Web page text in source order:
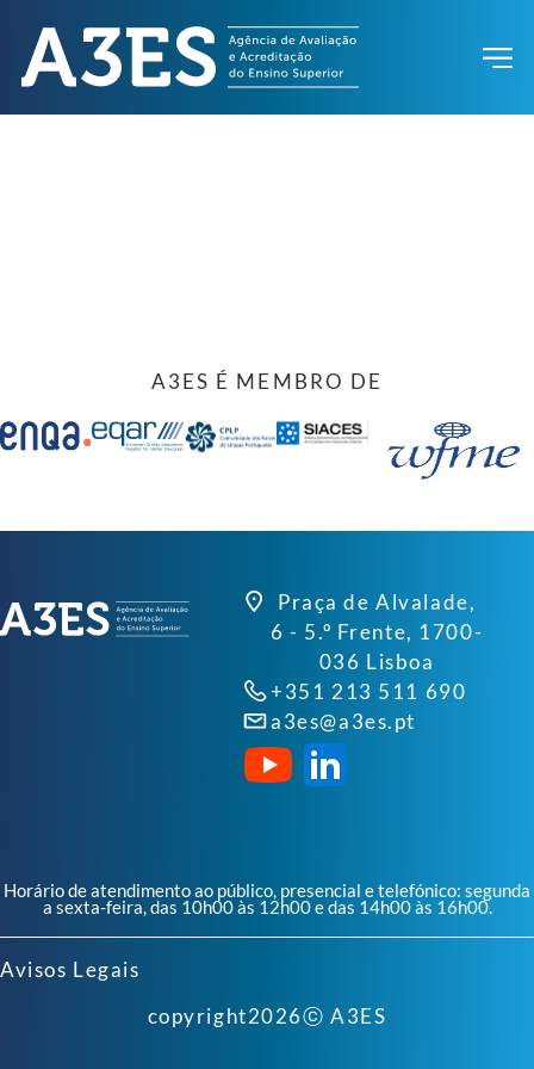
A3ES É MEMBRO DE
Praça de Alvalade,
6 - 5.º Frente, 1700-
036 Lisboa
+351 213 511 690
a3es@a3es.pt
Horário de atendimento ao público, presencial e telefónico: segunda
a sexta-feira, das 10h00 às 12h00 e das 14h00 às 16h00.
Avisos Legais
copyright2026ⓒ A3ES